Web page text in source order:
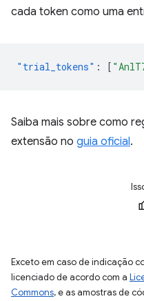
cada token como uma
"trial_tokens" : [
Saiba mais sobre como
extensão no guia oficial.
Exceto em caso de indicação
licenciado de acordo com a
Commons, e as amostras de